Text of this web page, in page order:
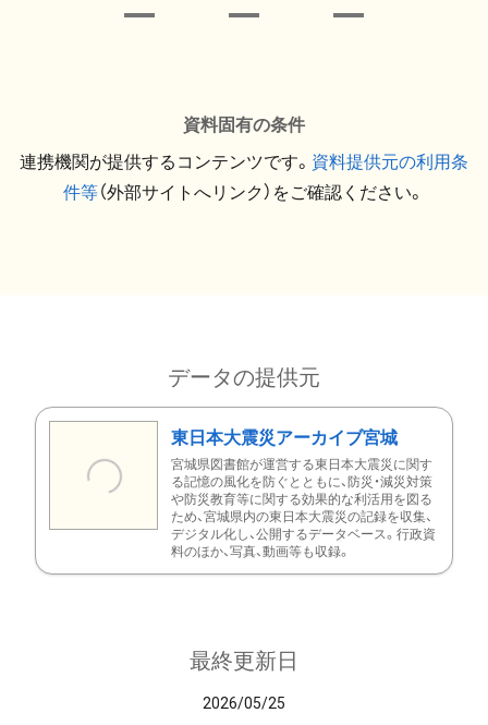
資料固有の条件
連携機関が提供するコンテンツです。 資料提供元の利用条
件等（外部サイトへリンク）をご確認ください。
データの提供元
東日本大震災アーカイブ宮城
宮城県図書館が運営する東日本大震災に関す
る記憶の風化を防ぐとともに、防災・減災対策
や防災教育等に関する効果的な利活用を図る
ため、宮城県内の東日本大震災の記録を収集、
デジタル化し、公開するデータベース。行政資
料のほか、写真、動画等も収録。
最終更新日
2026/05/25